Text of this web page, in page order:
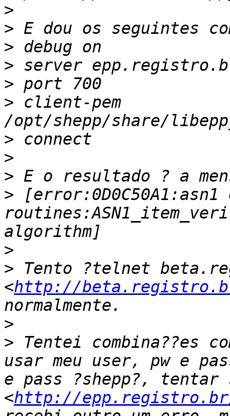
>
>
>
> server
>
> client-pem
>
>
>
> [error:0D0C50A1:asn1
>
> Tento ?telnet
<http://
>
> Tentei combina??es
usar meu user, pw e
e pass ?shepp?,
<http://